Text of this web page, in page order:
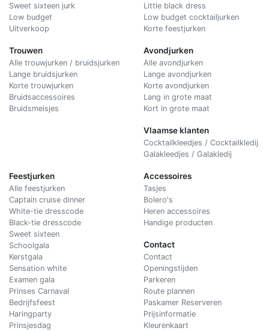
Sweet sixteen jurk
Low budget
Uitverkoop
Trouwen
Alle trouwjurken / bruidsjurken
Lange bruidsjurken
Korte trouwjurken
Bruidsaccessoires
Bruidsmeisjes
Little black dress
Low budget cocktailjurken
Korte feestjurken
Avondjurken
Alle avondjurken
Lange avondjurken
Korte avondjurken
Lang in grote maat
Kort in grote maat
Vlaamse klanten
Cocktailkleedjes / Cocktailkledij
Galakleedjes / Galakledij
Feestjurken
Alle feestjurken
Captain cruise dinner
White-tie dresscode
Black-tie dresscode
Sweet sixteen
Schoolgala
Kerstgala
Sensation white
Examen gala
Prinses Carnaval
Bedrijfsfeest
Haringparty
Prinsjesdag
Accessoires
Tasjes
Bolero's
Heren accessoires
Handige producten
Contact
Contact
Openingstijden
Parkeren
Route plannen
Paskamer Reserveren
Prijsinformatie
Kleurenkaart